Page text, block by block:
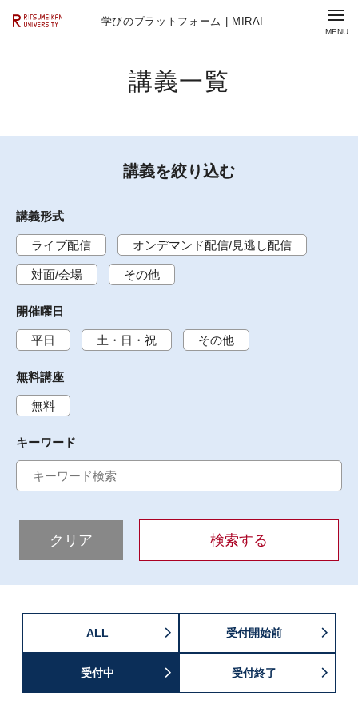
学びのプラットフォーム | MIRAI
講義一覧
講義を絞り込む
講義形式
ライブ配信 オンデマンド配信/見逃し配信
対面/会場 その他
開催曜日
平日 土・日・祝 その他
無料講座
無料
キーワード
クリア 検索する
ALL 受付開始前
受付中 受付終了